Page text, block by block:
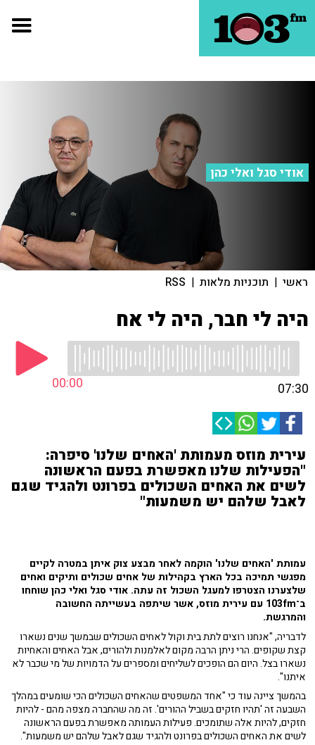
אודי סגל ואלי כהן
ראשי | תוכניות מלאות |
RSS
היה לי חבר, היה לי אח
00:00 07:30
עירית מוזס מעמותת 'האחים שלנו' סיפרה:
"הפעילות שלנו מאפשרת בפעם הראשונה
לשים את האחים השכולים בפרונט ולהגיד שגם
לאבל שלהם יש משמעות"
עמותת 'האחים שלנו' הוקמה לאחר מבצע צוק איתן במטרה לקיים
מפגשי תמיכה בכל הארץ בקהילות של אחים שכולים ותיקים ואחים
שלצערנו הצטרפו למעגל השכול זה עתה. אודי סגל ואלי כהן שוחחו
ב־103fm עם עירית מוזס, אשר שיתפה בעשייתה החשובה
והמרגשת.
לדבריה, "אנחנו רוצים לתת בית וקול לאחים השכולים שבמשך שנים נשארו
קצת שקופים. הרי ניתן הרבה מקום לאלמנות ולהורים, אבל האחים והאחיות
נשארו בצל. היום הם הופכים לשליחים ומספרים על הדמויות של מי שכבר לא
איתנו".
בהמשך ציינה עוד כי "אחד המשפטים שהאחים השכולים הכי שומעים במהלך
השבעה זה 'תהיו חזקים בשביל ההורים'. זה מה שהחברה מצפה מהם - להיות
חזקים, להיות אלה שתומכים. פעילות העמותה מאפשרת בפעם הראשונה
לשים את האחים השכולים בפרונט ולהגיד שגם לאבל שלהם יש משמעות".